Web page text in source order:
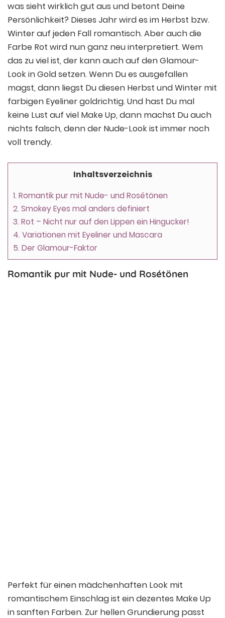
was sieht wirklich gut aus und betont Deine
Persönlichkeit? Dieses Jahr wird es im Herbst bzw.
Winter auf jeden Fall romantisch. Aber auch die
Farbe Rot wird nun ganz neu interpretiert. Wem
das zu viel ist, der kann auch auf den Glamour-
Look in Gold setzen. Wenn Du es ausgefallen
magst, dann liegst Du diesen Herbst und Winter mit
farbigen Eyeliner goldrichtig. Und hast Du mal
keine Lust auf viel Make Up, dann machst Du auch
nichts falsch, denn der Nude-Look ist immer noch
voll trendy.
Inhaltsverzeichnis
1. Romantik pur mit Nude- und Rosétönen
2. Smokey Eyes mal anders definiert
3. Rot – Nicht nur auf den Lippen ein Hingucker!
4. Variationen mit Eyeliner und Mascara
5. Der Glamour-Faktor
Romantik pur mit Nude- und Rosétönen
Perfekt für einen mädchenhaften Look mit
romantischem Einschlag ist ein dezentes Make Up
in sanften Farben. Zur hellen Grundierung passt